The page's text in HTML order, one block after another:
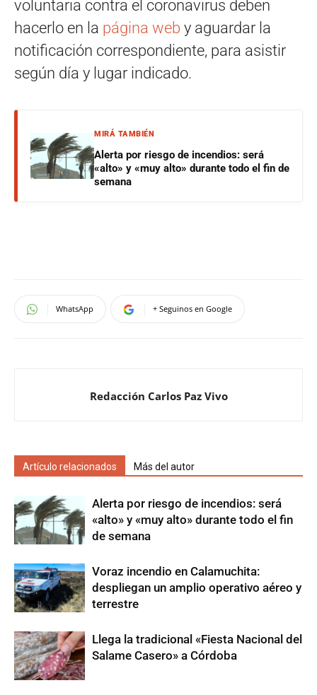
voluntaria contra el coronavirus deben
hacerlo en la página web y aguardar la
notificación correspondiente, para asistir
según día y lugar indicado.
MIRÁ TAMBIÉN
Alerta por riesgo de incendios: será
«alto» y «muy alto» durante todo el fin de
semana
WhatsApp + Seguinos en Google
Redacción Carlos Paz Vivo
Artículo relacionados Más del autor
Alerta por riesgo de incendios: será
«alto» y «muy alto» durante todo el fin
de semana
Voraz incendio en Calamuchita:
despliegan un amplio operativo aéreo y
terrestre
Llega la tradicional «Fiesta Nacional del
Salame Casero» a Córdoba